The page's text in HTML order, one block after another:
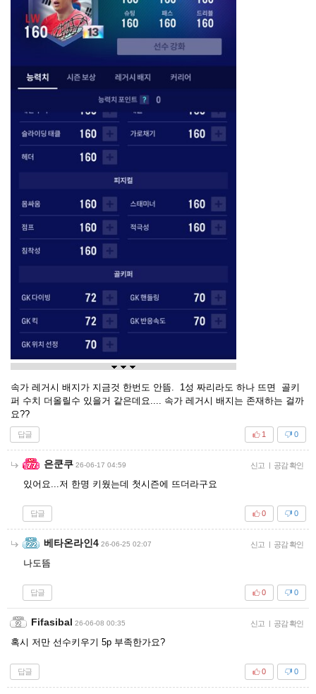
속가 레거시 배지가 지금것 한번도 안뜸. 1성 짜리라도 하나 뜨면 골키
퍼 수치 더올릴수 있을거 같은데요.... 속가 레거시 배지는 존재하는 걸까
요??
답글 0
1
은쿤쿠 26-06-17 04:59 신고 | 공감 확인
있어요...저 한명 키웠는데 첫시즌에 뜨더라구요
답글 0
0
베타온라인4 26-06-25 02:07 신고 | 공감 확인
나도뜸
답글 0
0
Fifasibal 26-06-08 00:35 신고 | 공감 확인
혹시 저만 선수키우기 5p 부족한가요?
답글 0
0